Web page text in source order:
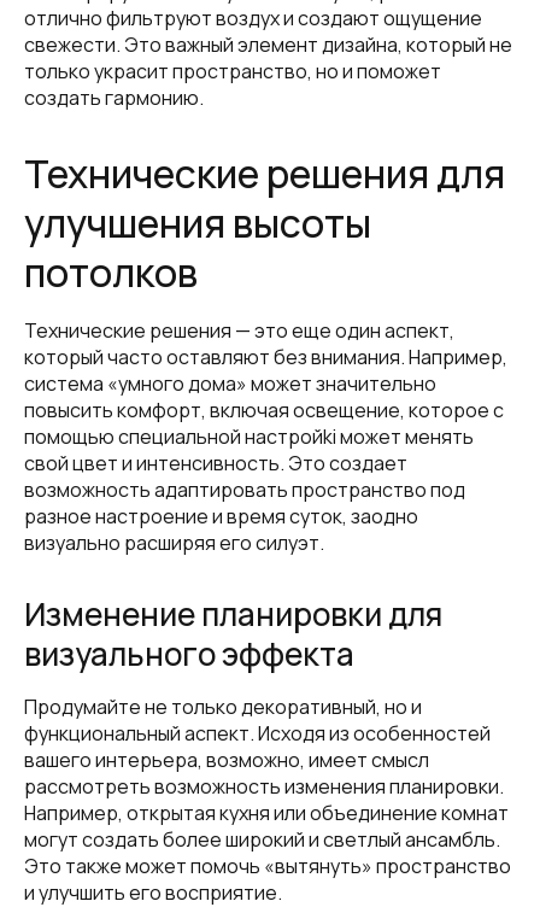
отлично фильтруют воздух и создают ощущение
свежести. Это важный элемент дизайна, который не
только украсит пространство, но и поможет
создать гармонию.
Технические решения для
улучшения высоты
потолков
Технические решения — это еще один аспект,
который часто оставляют без внимания. Например,
система «умного дома» может значительно
повысить комфорт, включая освещение, которое с
помощью специальной настройki может менять
свой цвет и интенсивность. Это создает
возможность адаптировать пространство под
разное настроение и время суток, заодно
визуально расширяя его силуэт.
Изменение планировки для
визуального эффекта
Продумайте не только декоративный, но и
функциональный аспект. Исходя из особенностей
вашего интерьера, возможно, имеет смысл
рассмотреть возможность изменения планировки.
Например, открытая кухня или объединение комнат
могут создать более широкий и светлый ансамбль.
Это также может помочь «вытянуть» пространство
и улучшить его восприятие.